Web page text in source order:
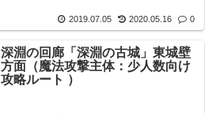
2019.07.05 2020.05.16 0
深淵の回廊「深淵の古城」東城壁
方面（魔法攻撃主体：少人数向け
攻略ルート ）